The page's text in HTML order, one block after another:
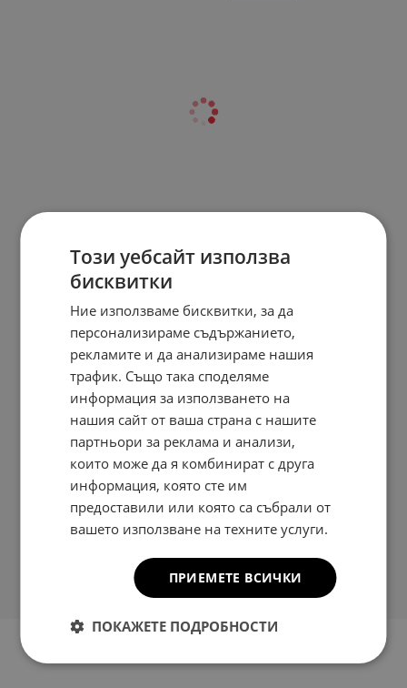
Този уебсайт използва
бисквитки
Ние използваме бисквитки, за да
персонализираме съдържанието,
рекламите и да анализираме нашия
трафик. Също така споделяме
информация за използването на
нашия сайт от ваша страна с нашите
партньори за реклама и анализи,
които може да я комбинират с друга
информация, която сте им
предоставили или която са събрали от
вашето използване на техните услуги.
ПРИЕМЕТЕ ВСИЧКИ
ПОКАЖЕТЕ ПОДРОБНОСТИ